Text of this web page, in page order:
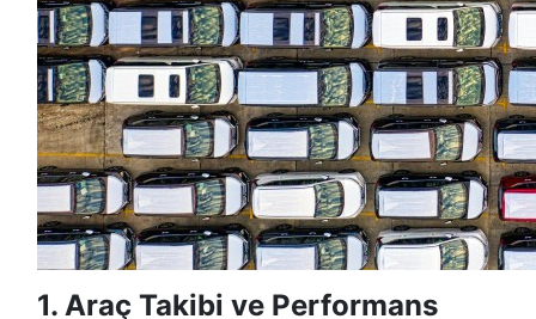
1. Araç Takibi ve Performans